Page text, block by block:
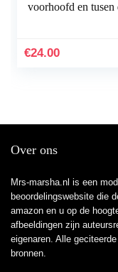
voorhoofd en tusen
€24.00
Over ons
Mrs-marsha.nl is een
beoordelingswebsite die
amazon en u op de
afbeeldingen zijn
eigenaren. Alle
bronnen.